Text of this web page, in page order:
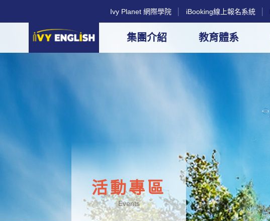
Ivy Planet 網際學院 iBooking線上報名系統
集團介紹 教育體系
活動專區
Events